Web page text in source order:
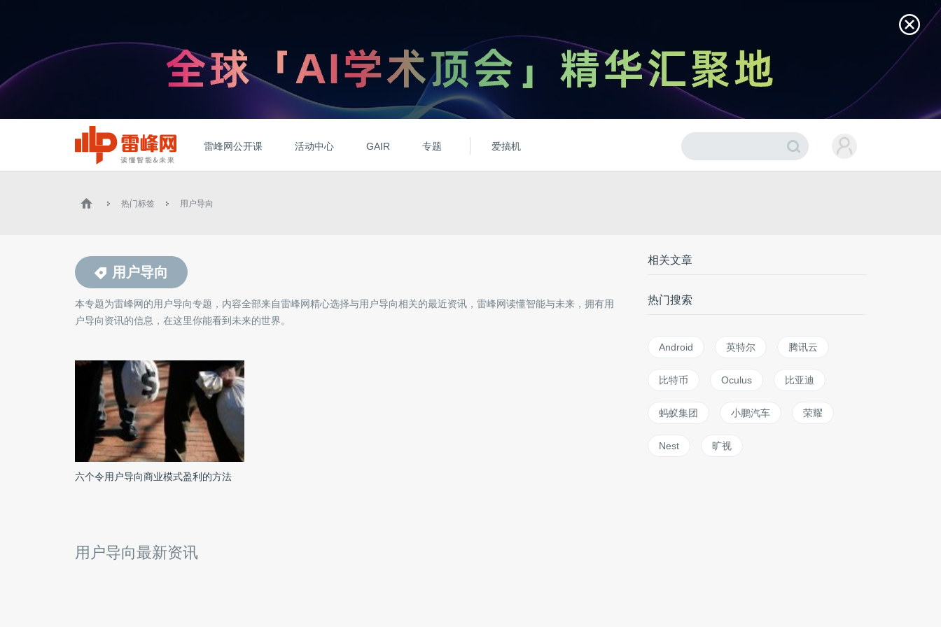
雷峰网公开课 活动中心 GAIR 专题 爱搞机
热门标签 用户导向
用户导向
本专题为雷峰网的用户导向专题，内容全部来自雷峰网精心选择与用户导向相关的最近资讯，雷峰网读懂智能与未来，拥有用
户导向资讯的信息，在这里你能看到未来的世界。
六个令用户导向商业模式盈利的方法
用户导向最新资讯
相关文章
热门搜索
Android 英特尔 腾讯云
比特币 Oculus 比亚迪
蚂蚁集团 小鹏汽车 荣耀
Nest 旷视